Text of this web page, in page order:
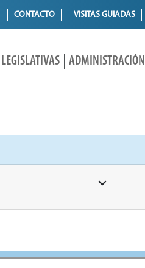
CONTACTO VISITAS GUIADAS
LEGISLATIVAS ADMINISTRACIÓN